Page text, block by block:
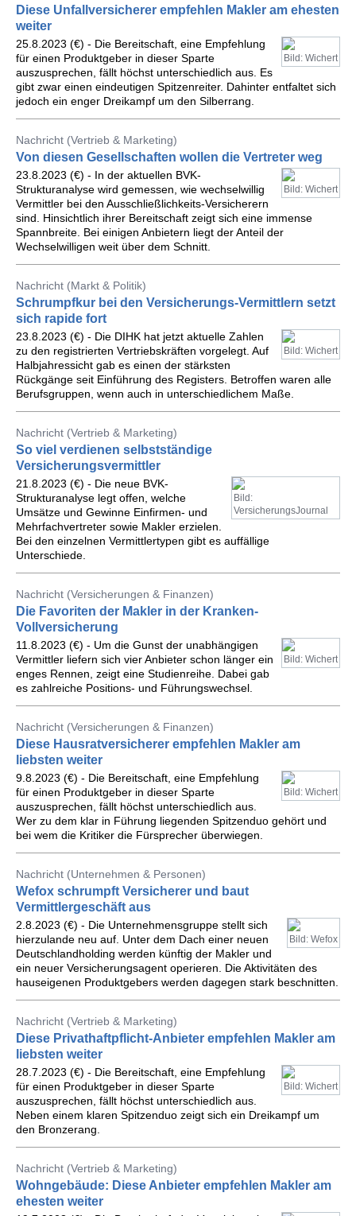
Diese Unfallversicherer empfehlen Makler am ehesten
weiter
Bild: Wichert
25.8.2023 (€) - Die Bereitschaft, eine Empfehlung
für einen Produktgeber in dieser Sparte
auszusprechen, fällt höchst unterschiedlich aus. Es
gibt zwar einen eindeutigen Spitzenreiter. Dahinter entfaltet sich
jedoch ein enger Dreikampf um den Silberrang.
Nachricht (Vertrieb & Marketing)
Von diesen Gesellschaften wollen die Vertreter weg
Bild: Wichert
23.8.2023 (€) - In der aktuellen BVK-
Strukturanalyse wird gemessen, wie wechselwillig
Vermittler bei den Ausschließlichkeits-Versicherern
sind. Hinsichtlich ihrer Bereitschaft zeigt sich eine immense
Spannbreite. Bei einigen Anbietern liegt der Anteil der
Wechselwilligen weit über dem Schnitt.
Nachricht (Markt & Politik)
Schrumpfkur bei den Versicherungs-Vermittlern setzt
sich rapide fort
Bild: Wichert
23.8.2023 (€) - Die DIHK hat jetzt aktuelle Zahlen
zu den registrierten Vertriebskräften vorgelegt. Auf
Halbjahressicht gab es einen der stärksten
Rückgänge seit Einführung des Registers. Betroffen waren alle
Berufsgruppen, wenn auch in unterschiedlichem Maße.
Nachricht (Vertrieb & Marketing)
So viel verdienen selbstständige
Versicherungsvermittler
Bild:
VersicherungsJournal
21.8.2023 (€) - Die neue BVK-
Strukturanalyse legt offen, welche
Umsätze und Gewinne Einfirmen- und
Mehrfachvertreter sowie Makler erzielen.
Bei den einzelnen Vermittlertypen gibt es auffällige
Unterschiede.
Nachricht (Versicherungen & Finanzen)
Die Favoriten der Makler in der Kranken-
Vollversicherung
Bild: Wichert
11.8.2023 (€) - Um die Gunst der unabhängigen
Vermittler liefern sich vier Anbieter schon länger ein
enges Rennen, zeigt eine Studienreihe. Dabei gab
es zahlreiche Positions- und Führungswechsel.
Nachricht (Versicherungen & Finanzen)
Diese Hausratversicherer empfehlen Makler am
liebsten weiter
Bild: Wichert
9.8.2023 (€) - Die Bereitschaft, eine Empfehlung
für einen Produktgeber in dieser Sparte
auszusprechen, fällt höchst unterschiedlich aus.
Wer zu dem klar in Führung liegenden Spitzenduo gehört und
bei wem die Kritiker die Fürsprecher überwiegen.
Nachricht (Unternehmen & Personen)
Wefox schrumpft Versicherer und baut
Vermittlergeschäft aus
Bild: Wefox
2.8.2023 (€) - Die Unternehmensgruppe stellt sich
hierzulande neu auf. Unter dem Dach einer neuen
Deutschlandholding werden künftig der Makler und
ein neuer Versicherungsagent operieren. Die Aktivitäten des
hauseigenen Produktgebers werden dagegen stark beschnitten.
Nachricht (Vertrieb & Marketing)
Diese Privathaftpflicht-Anbieter empfehlen Makler am
liebsten weiter
Bild: Wichert
28.7.2023 (€) - Die Bereitschaft, eine Empfehlung
für einen Produktgeber in dieser Sparte
auszusprechen, fällt höchst unterschiedlich aus.
Neben einem klaren Spitzenduo zeigt sich ein Dreikampf um
den Bronzerang.
Nachricht (Vertrieb & Marketing)
Wohngebäude: Diese Anbieter empfehlen Makler am
ehesten weiter